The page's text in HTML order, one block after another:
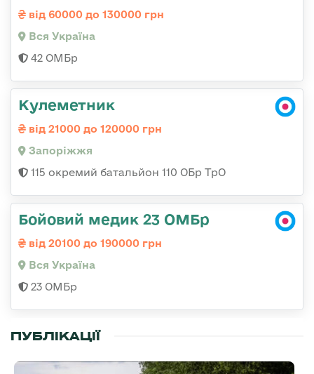
від 60000 до 130000 грн
Вся Україна
42 ОМБр
Кулеметник
від 21000 до 120000 грн
Запоріжжя
115 окремий батальйон 110 ОБр ТрО
Бойовий медик 23 ОМБр
від 20100 до 190000 грн
Вся Україна
23 ОМБр
ПУБЛІКАЦІЇ